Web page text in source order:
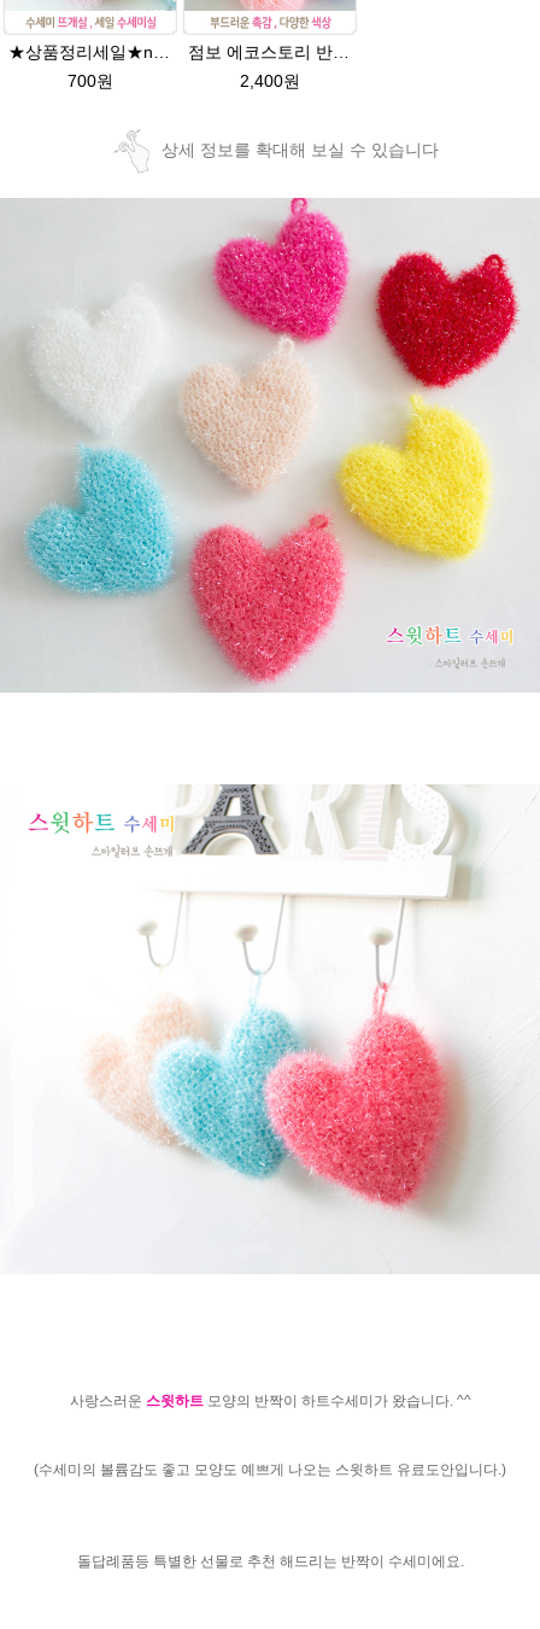
700원
2,400원
상세 정보를 확대해 보실 수 있습니다
사랑스러운 스윗하트모양의 반짝이 하트수세미가 왔습니다. ^^
(수세미의 볼륨감도 좋고 모양도 예쁘게 나오는 스윗하트 유료도안입니다.)
돌답례품등 특별한 선물로 추천 해드리는 반짝이 수세미에요.